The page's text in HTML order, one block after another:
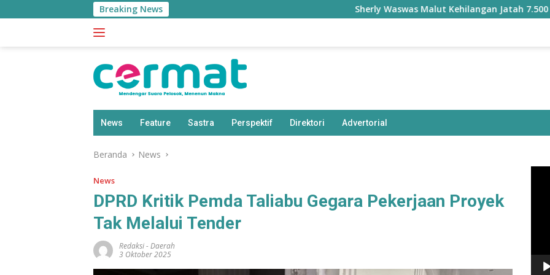
ke
Breaking News Sherly Waswas Malut Kehilangan Jatah 7.500 Hektare
News Feature Sastra Perspektif Direktori Advertorial
Beranda News
News
DPRD Kritik Pemda Taliabu Gegara Pekerjaan Proyek
Tak Melalui Tender
Redaksi-Daerah
3 Oktober 2025